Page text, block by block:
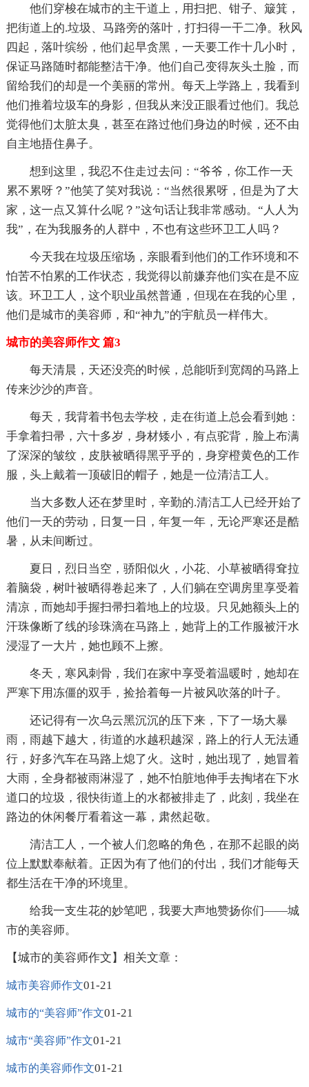
他们穿梭在城市的主干道上，用扫把、钳子、簸箕，
把街道上的.垃圾、马路旁的落叶，打扫得一干二净。秋风
四起，落叶缤纷，他们起早贪黑，一天要工作十几小时，
保证马路随时都能整洁干净。他们自己变得灰头土脸，而
留给我们的却是一个美丽的常州。每天上学路上，我看到
他们推着垃圾车的身影，但我从来没正眼看过他们。我总
觉得他们太脏太臭，甚至在路过他们身边的时候，还不由
自主地捂住鼻子。
想到这里，我忍不住走过去问：“爷爷，你工作一天
累不累呀？”他笑了笑对我说：“当然很累呀，但是为了大
家，这一点又算什么呢？”这句话让我非常感动。“人人为
我”，在为我服务的人群中，不也有这些环卫工人吗？
今天我在垃圾压缩场，亲眼看到他们的工作环境和不
怕苦不怕累的工作状态，我觉得以前嫌弃他们实在是不应
该。环卫工人，这个职业虽然普通，但现在在我的心里，
他们是城市的美容师，和“神九”的宇航员一样伟大。
城市的美容师作文 篇3
每天清晨，天还没亮的时候，总能听到宽阔的马路上
传来沙沙的声音。
每天，我背着书包去学校，走在街道上总会看到她：
手拿着扫帚，六十多岁，身材矮小，有点驼背，脸上布满
了深深的皱纹，皮肤被晒得黑乎乎的，身穿橙黄色的工作
服，头上戴着一顶破旧的帽子，她是一位清洁工人。
当大多数人还在梦里时，辛勤的.清洁工人已经开始了
他们一天的劳动，日复一日，年复一年，无论严寒还是酷
暑，从未间断过。
夏日，烈日当空，骄阳似火，小花、小草被晒得耷拉
着脑袋，树叶被晒得卷起来了，人们躺在空调房里享受着
清凉，而她却手握扫帚扫着地上的垃圾。只见她额头上的
汗珠像断了线的珍珠滴在马路上，她背上的工作服被汗水
浸湿了一大片，她也顾不上擦。
冬天，寒风刺骨，我们在家中享受着温暖时，她却在
严寒下用冻僵的双手，捡拾着每一片被风吹落的叶子。
还记得有一次乌云黑沉沉的压下来，下了一场大暴
雨，雨越下越大，街道的水越积越深，路上的行人无法通
行，好多汽车在马路上熄了火。这时，她出现了，她冒着
大雨，全身都被雨淋湿了，她不怕脏地伸手去掏堵在下水
道口的垃圾，很快街道上的水都被排走了，此刻，我坐在
路边的休闲餐厅看着这一幕，肃然起敬。
清洁工人，一个被人们忽略的角色，在那不起眼的岗
位上默默奉献着。正因为有了他们的付出，我们才能每天
都生活在干净的环境里。
给我一支生花的妙笔吧，我要大声地赞扬你们——城
市的美容师。
【城市的美容师作文】相关文章：
城市美容师作文01-21
城市的“美容师”作文01-21
城市“美容师”作文01-21
城市的美容师作文01-21